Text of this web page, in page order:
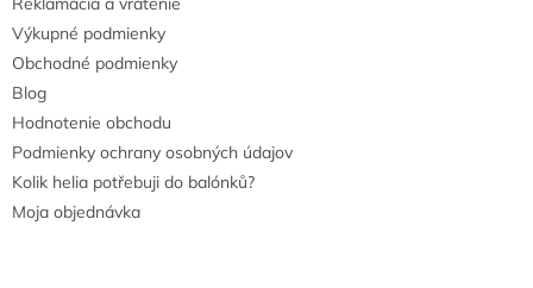
Výkupné podmienky
Obchodné podmienky
Blog
Hodnotenie obchodu
Podmienky ochrany osobných údajov
Kolik helia potřebuji do balónků?
Moja objednávka